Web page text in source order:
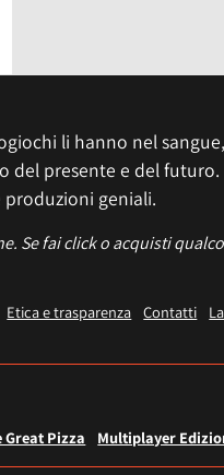
li hanno nel
presente e del futuro.
geniali.
Se fai click o acquisti
Etica e trasparenza Contatti
Great Pizza Multiplayer